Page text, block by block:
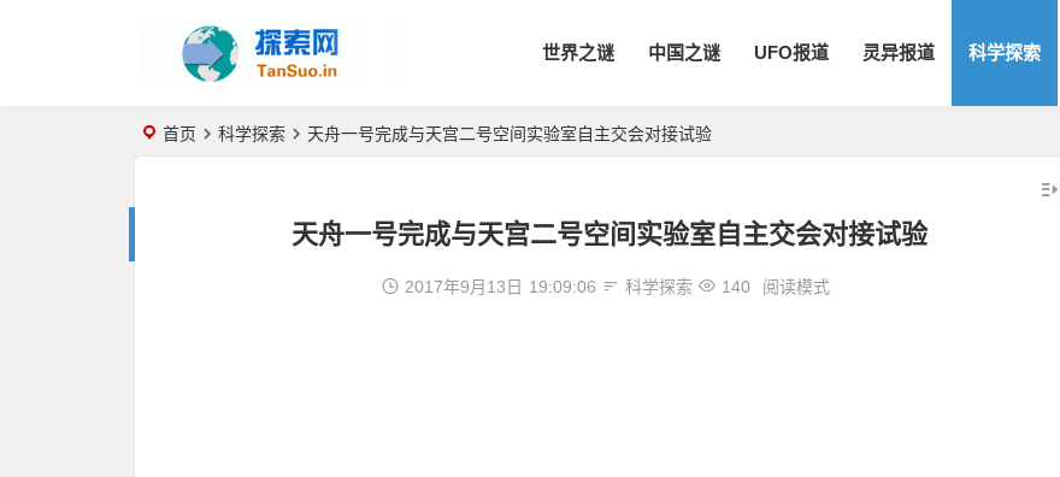
世界之谜 中国之谜 UFO报道 灵异报道 科学探索
首页 科学探索 天舟一号完成与天宫二号空间实验室自主交会对接试验
天舟一号完成与天宫二号空间实验室自主交会对接试验
2017年9月13日 19:09:06 科学探索 140 阅读模式